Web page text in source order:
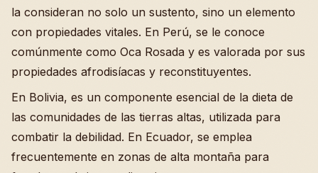
la consideran no solo un sustento, sino un elemento
con propiedades vitales. En Perú, se le conoce
comúnmente como Oca Rosada y es valorada por sus
propiedades afrodisíacas y reconstituyentes.
En Bolivia, es un componente esencial de la dieta de
las comunidades de las tierras altas, utilizada para
combatir la debilidad. En Ecuador, se emplea
frecuentemente en zonas de alta montaña para